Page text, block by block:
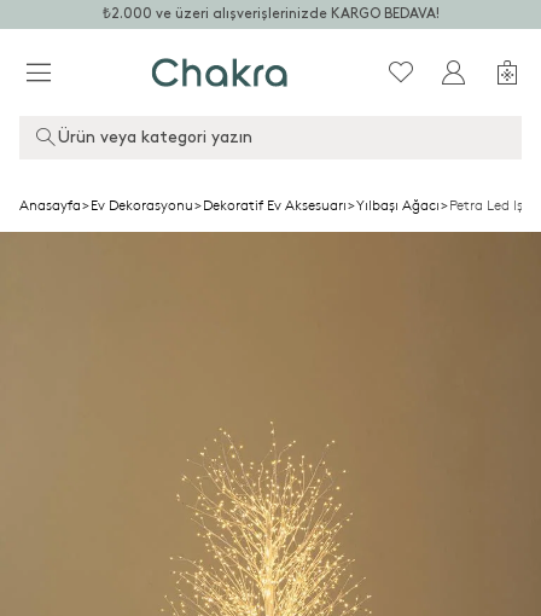
₺2.000 ve üzeri alışverişlerinizde KARGO BEDAVA!
Ürün veya kategori yazın
Anasayfa>Ev Dekorasyonu>Dekoratif Ev Aksesuarı>Yılbaşı Ağacı>Petra Led